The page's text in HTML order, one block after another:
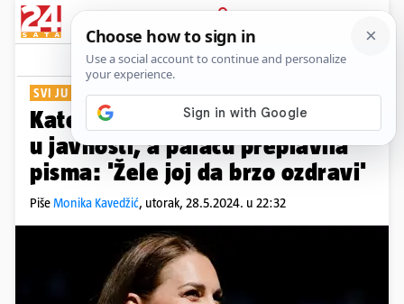
PRIJAVA
Show Komentari
SVI JU PODRŽAVAJU
Kate Middleton s obitelji viđena
u javnosti, a palaču preplavila
pisma: 'Žele joj da brzo ozdravi'
PišeMonika Kavedžić, utorak, 28.5.2024. u 22:32